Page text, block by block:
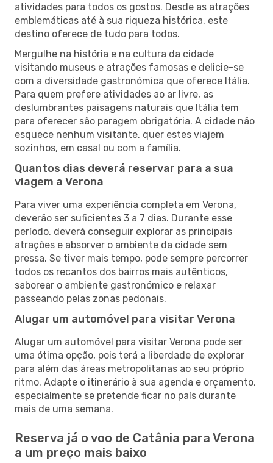
atividades para todos os gostos. Desde as atrações
emblemáticas até à sua riqueza histórica, este
destino oferece de tudo para todos.
Mergulhe na história e na cultura da cidade
visitando museus e atrações famosas e delicie-se
com a diversidade gastronómica que oferece Itália.
Para quem prefere atividades ao ar livre, as
deslumbrantes paisagens naturais que Itália tem
para oferecer são paragem obrigatória. A cidade não
esquece nenhum visitante, quer estes viajem
sozinhos, em casal ou com a família.
Quantos dias deverá reservar para a sua
viagem a Verona
Para viver uma experiência completa em Verona,
deverão ser suficientes 3 a 7 dias. Durante esse
período, deverá conseguir explorar as principais
atrações e absorver o ambiente da cidade sem
pressa. Se tiver mais tempo, pode sempre percorrer
todos os recantos dos bairros mais autênticos,
saborear o ambiente gastronómico e relaxar
passeando pelas zonas pedonais.
Alugar um automóvel para visitar Verona
Alugar um automóvel para visitar Verona pode ser
uma ótima opção, pois terá a liberdade de explorar
para além das áreas metropolitanas ao seu próprio
ritmo. Adapte o itinerário à sua agenda e orçamento,
especialmente se pretende ficar no país durante
mais de uma semana.
Reserva já o voo de Catânia para Verona
a um preço mais baixo